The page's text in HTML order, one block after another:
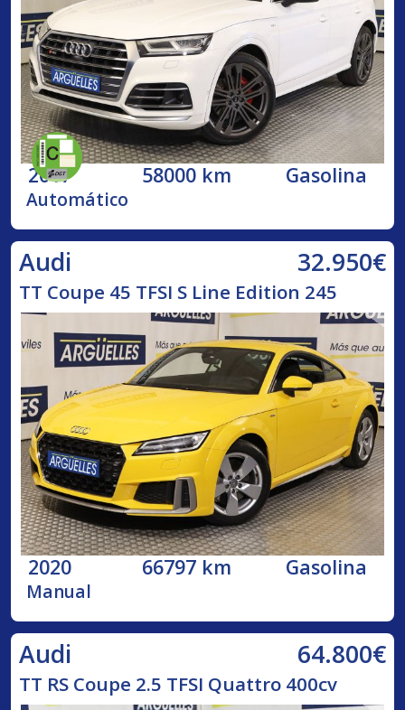
2017 58000 km Gasolina
Automático
Audi 32.950€
TT Coupe 45 TFSI S Line Edition 245
2020 66797 km Gasolina
Manual
Audi 64.800€
TT RS Coupe 2.5 TFSI Quattro 400cv